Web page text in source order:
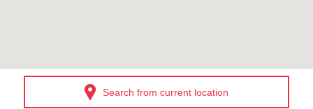
Search from current location